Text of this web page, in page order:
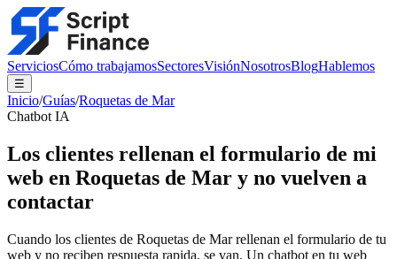
ServiciosCómo trabajamosSectoresVisiónNosotrosBlogHablemos
☰
Inicio/Guías/Roquetas de Mar
Chatbot IA
Los clientes rellenan el formulario de mi
web en Roquetas de Mar y no vuelven a
contactar
Cuando los clientes de Roquetas de Mar rellenan el formulario de tu
web y no reciben respuesta rapida, se van. Un chatbot en tu web